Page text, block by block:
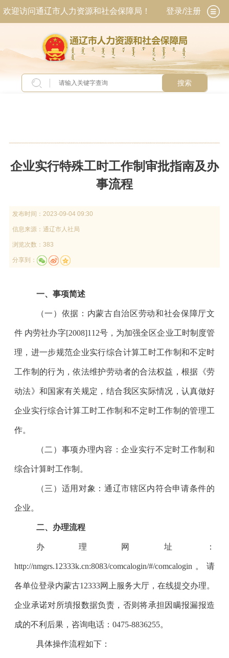
欢迎访问通辽市人力资源和社会保障局！ 登录/注册
搜索
企业实行特殊工时工作制审批指南及办
事流程
发布时间： 2023-09-04 09:30
信息来源： 通辽市人社局
浏览次数：383
分享到：
一、事项简述
（一）依据：内蒙古自治区劳动和社会保障厅文
件 内劳社办字[2008]112号，为加强全区企业工时制度管
理，进一步规范企业实行综合计算工时工作制和不定时
工作制的行为，依法维护劳动者的合法权益，根据《劳
动法》和国家有关规定，结合我区实际情况，认真做好
企业实行综合计算工时工作制和不定时工作制的管理工
作。
（二）事项办理内容：企业实行不定时工作制和
综合计算时工作制。
（三）适用对象：通辽市辖区内符合申请条件的
企业。
二、办理流程
办理网址：
http://nmgrs.12333k.cn:8083/comcalogin/#/comcalogin。请
各单位登录内蒙古12333网上服务大厅，在线提交办理。
企业承诺对所填报数据负责，否则将承担因瞒报漏报造
成的不利后果，咨询电话：0475-8836255。
具体操作流程如下：